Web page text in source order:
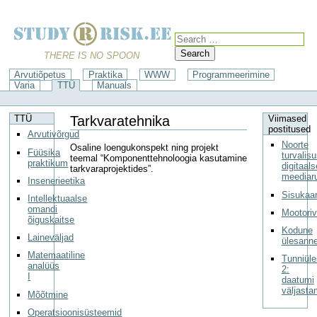
THERE IS NO SPOON Search
Arvutiõpetus Praktika WWW
Programmeerimine
Varia
TTÜ Manuals
TTÜ
Arvutivõrgud
Füüsika
praktikum
Insenerieetika
Intellektuaalse
omandi
õiguskaitse
Laineväljad
Matemaatiline
analüüs
Mõõtmine
Operatsioonisüsteemid
Tarkvaratehnika
Osaline loengukonspekt ning projekt
teemal “Komponenttehnoloogia kasutamine
tarkvaraprojektides”.
Viimased
postitused
Noorte
Kodune
2:
daatumi